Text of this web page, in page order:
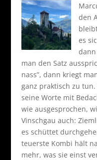
den
es
man den Satz
nass”, dann kriegt
ganz praktisch zu
seine Worte mit
wie ausgesprochen,
Vinschgau auch:
es schüttet
teuerste Kombi hält
mehr, was sie einst